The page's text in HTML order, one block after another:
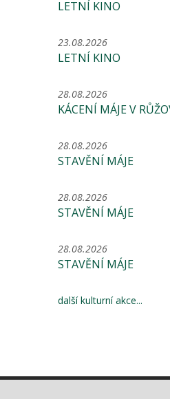
LETNÍ KINO
23.08.2026
LETNÍ KINO
28.08.2026
KÁCENÍ MÁJE V
28.08.2026
STAVĚNÍ MÁJE
28.08.2026
STAVĚNÍ MÁJE
28.08.2026
STAVĚNÍ MÁJE
další kulturní akce...